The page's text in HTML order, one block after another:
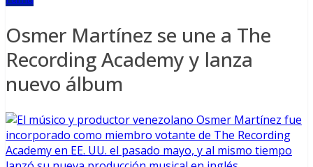
Osmer Martínez se une a The
Recording Academy y lanza
nuevo álbum